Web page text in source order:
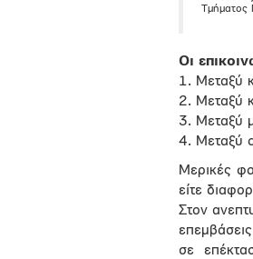
Οι
1. Μεταξύ
2. Μεταξύ
3. Μεταξύ
4. Μεταξύ
Μερικές
είτε
Στον
σε